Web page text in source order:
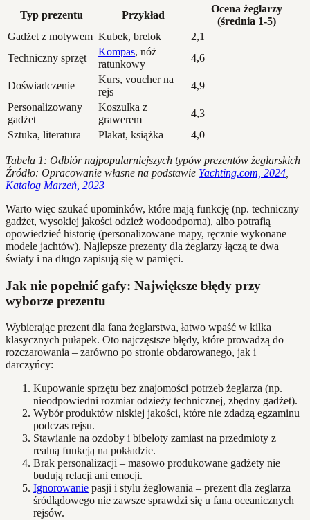
Typ prezentu Przykład
Ocena żeglarzy
(średnia 1-5)
Gadżet z motywem Kubek, brelok
2,1
Techniczny sprzęt
Kompas, nóż
ratunkowy
4,6
Doświadczenie
Kurs, voucher na
rejs
4,9
Personalizowany
gadżet
Koszulka z
grawerem
4,3
Sztuka, literatura
Plakat, książka 4,0
Tabela 1: Odbiór najpopularniejszych typów prezentów żeglarskich
Źródło: Opracowanie własne na podstawie Yachting.com, 2024
Katalog Marzeń, 2023
Warto więc szukać upominków, które mają funkcję (np. techniczny
gadżet, wysokiej jakości odzież wodoodporna), albo potrafią
opowiedzieć historię (personalizowane mapy, ręcznie wykonane
modele jachtów). Najlepsze prezenty dla żeglarzy łączą te dwa
światy i na długo zapisują się w pamięci.
Jak nie popełnić gafy: Największe błędy przy
wyborze prezentu
Wybierając prezent dla fana żeglarstwa, łatwo wpaść w kilka
klasycznych pułapek. Oto najczęstsze błędy, które prowadzą do
rozczarowania – zarówno po stronie obdarowanego, jak i
darczyńcy:
Kupowanie sprzętu bez znajomości potrzeb żeglarza (np.
nieodpowiedni rozmiar odzieży technicznej, zbędny gadżet).
Wybór produktów niskiej jakości, które nie zdadzą egzaminu
podczas rejsu.
Stawianie na ozdoby i bibeloty zamiast na przedmioty z
realną funkcją na pokładzie.
Brak personalizacji – masowo produkowane gadżety nie
budują relacji ani emocji.
Ignorowanie pasji i stylu żeglowania – prezent dla żeglarza
śródlądowego nie zawsze sprawdzi się u fana oceanicznych
rejsów.